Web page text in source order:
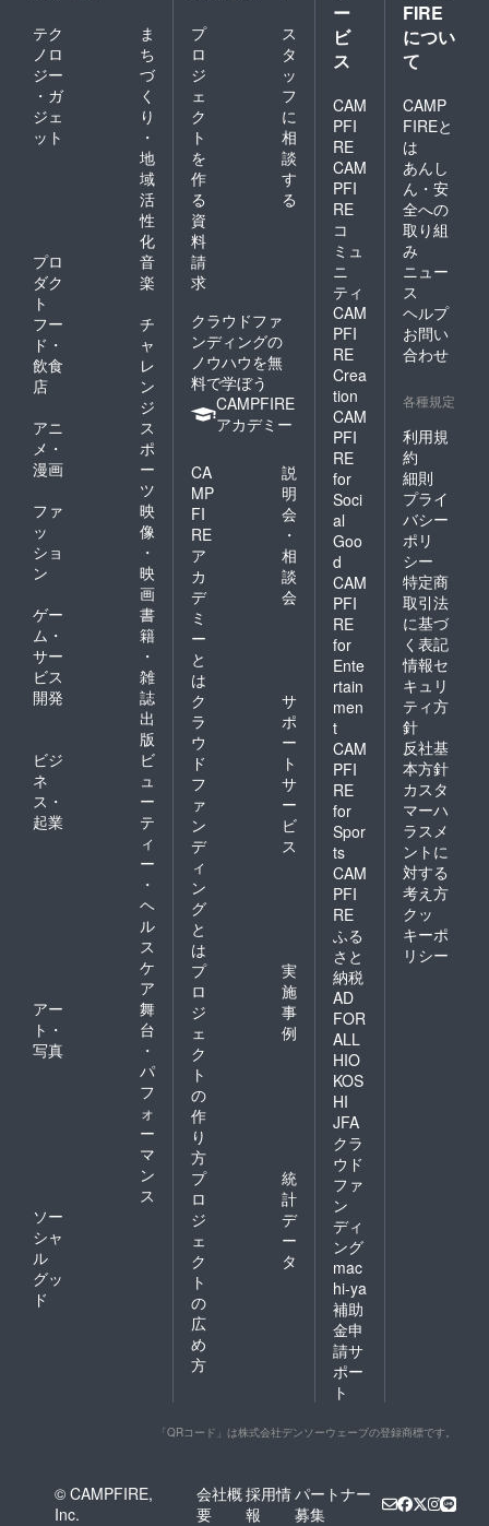
テク
ノロ
ジー
・ガ
ジェ
ット
ま
ち
づ
く
り
・
地
域
活
性
化
プロ
ダク
ト
音
楽
フー
ド・
飲食
店
チ
ャ
レ
ン
ジ
アニ
メ・
漫画
ス
ポ
ー
ツ
ファ
ッ
ショ
ン
映
像
・
映
画
ゲー
ム・
サー
ビス
開発
書
籍
・
雑
誌
出
版
ビジ
ネ
ス・
起業
ビ
ュ
ー
テ
ィ
ー
・
ヘ
ル
ス
ケ
ア
アー
ト・
写真
舞
台
・
パ
フ
ォ
ー
マ
ン
ス
ソー
シャ
ル
グッ
ド
プ
ロ
ジ
ェ
ク
ト
を
作
る
ス
タ
ッ
フ
に
相
談
す
る
資
料
請
求
クラウドファ
ンディングの
ノウハウを無
料で学ぼう
CAMPFIRE
アカデミー
CA
MP
FI
RE
ア
カ
デ
ミ
ー
と
は
説
明
会
・
相
談
会
ク
ラ
ウ
ド
フ
ァ
ン
デ
ィ
ン
グ
と
は
サ
ポ
ー
ト
サ
ー
ビ
ス
プ
ロ
ジ
ェ
ク
ト
の
作
り
方
実
施
事
例
プ
ロ
ジ
ェ
ク
ト
の
広
め
方
統
計
デ
ー
タ
ー
ビ
ス
CAM
PFI
RE
CAM
PFI
RE
コ
ミュ
ニ
ティ
CAM
PFI
RE
Crea
tion
CAM
PFI
RE
for
Soci
al
Goo
d
CAM
PFI
RE
for
Ente
rtain
men
t
CAM
PFI
RE
for
Spor
ts
CAM
PFI
RE
ふる
さと
納税
AD
FOR
ALL
HIO
KOS
HI
JFA
クラ
ウド
ファ
ン
ディ
ング
mac
hi-ya
補助
金申
請サ
ポー
ト
FIRE
につい
て
CAMP
FIREと
は
あんし
ん・安
全への
取り組
み
ニュー
ス
ヘルプ
お問い
合わせ
各種規定
利用規
約
細則
プライ
バシー
ポリ
シー
特定商
取引法
に基づ
く表記
情報セ
キュリ
ティ方
針
反社基
本方針
カスタ
マーハ
ラスメ
ントに
対する
考え方
クッ
キーポ
リシー
「QRコード」は株式会社デンソーウェーブの登録商標です。
© CAMPFIRE,
Inc.
会社概
要
採用情
報
パートナー
募集